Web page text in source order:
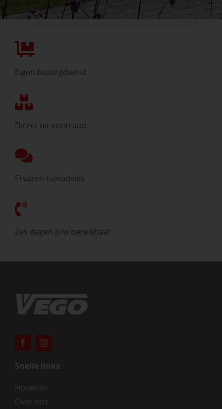
Eigen bezorgdienst
Direct uit voorraad
Ervaren tuinadvies
Zes dagen p/w bereikbaar
Snelle links:
Hovenier
Over ons